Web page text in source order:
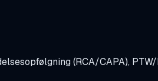
(RCA/CAPA),